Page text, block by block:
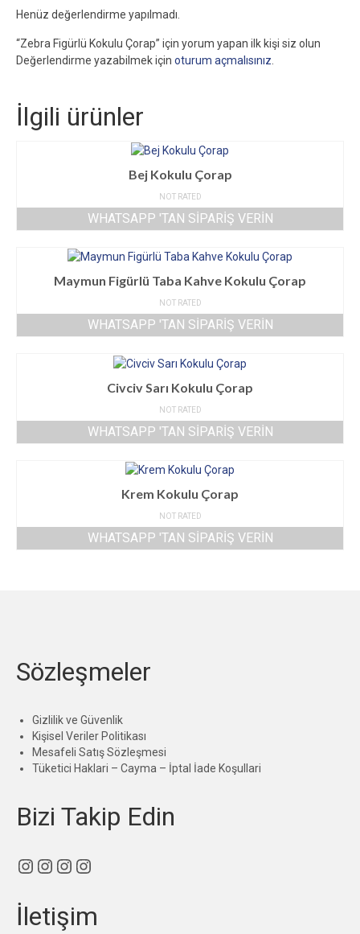
Henüz değerlendirme yapılmadı.
“Zebra Figürlü Kokulu Çorap” için yorum yapan ilk kişi siz olun
Değerlendirme yazabilmek için oturum açmalısınız
İlgili ürünler
Bej Kokulu Çorap
NOT RATED
WHATSAPP 'TAN SIPARIŞ VERIN
Maymun Figürlü Taba Kahve Kokulu Çorap
NOT RATED
WHATSAPP 'TAN SIPARIŞ VERIN
Civciv Sarı Kokulu Çorap
NOT RATED
WHATSAPP 'TAN SIPARIŞ VERIN
Krem Kokulu Çorap
NOT RATED
WHATSAPP 'TAN SIPARIŞ VERIN
Sözleşmeler
Gizlilik ve Güvenlik
Kişisel Veriler Politikası
Mesafeli Satış Sözleşmesi
Tüketici Haklari – Cayma – İptal İade Koşullari
Bizi Takip Edin
Instagram
Instagram
Instagram
Instagram
İletişim